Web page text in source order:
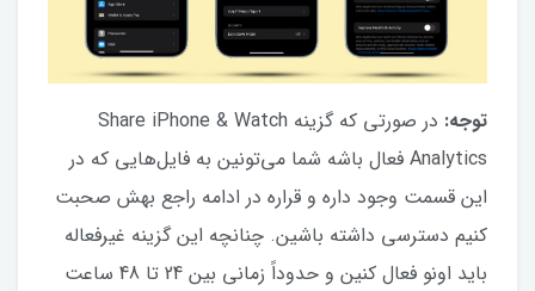
توجه:
در صورتی که گزینه Share iPhone & Watch
Analytics فعال باشه شما می‌تونین به فایل‌هایی که در
این قسمت وجود داره و قراره در ادامه راجع بهش صحبت
کنیم دسترسی داشته باشین. چنانچه این گزینه غیرفعاله
باید اونو فعال کنین و حدوداً زمانی بین 24 تا 48 ساعت